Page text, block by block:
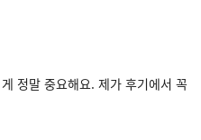
정말 중요해요. 제가 후기에서 꼭